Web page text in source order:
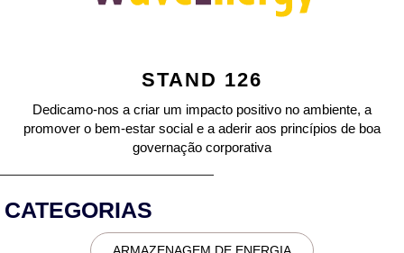
STAND 126
Dedicamo-nos a criar um impacto positivo no ambiente, a
promover o bem-estar social e a aderir aos princípios de boa
governação corporativa
CATEGORIAS